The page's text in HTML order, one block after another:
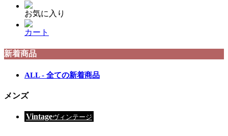
お気に入り
カート
新着商品
ALL - 全ての新着商品
メンズ
Vintageヴィンテージ